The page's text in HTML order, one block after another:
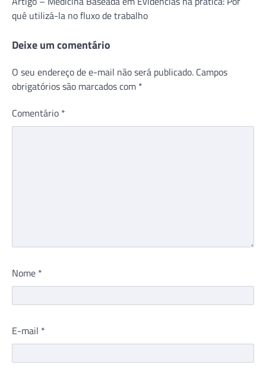
de
Post
quê utilizá-la no fluxo de trabalho
Deixe um comentário
O seu endereço de e-mail não será publicado. Campos
obrigatórios são marcados com *
Comentário *
Nome *
E-mail *